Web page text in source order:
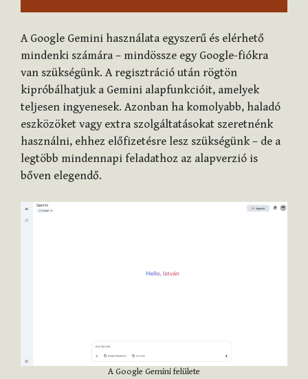
A Google Gemini használata egyszerű és elérhető
mindenki számára – mindössze egy Google-fiókra
van szükségünk. A regisztráció után rögtön
kipróbálhatjuk a Gemini alapfunkcióit, amelyek
teljesen ingyenesek. Azonban ha komolyabb, haladó
eszközöket vagy extra szolgáltatásokat szeretnénk
használni, ehhez előfizetésre lesz szükségünk – de a
legtöbb mindennapi feladathoz az alapverzió is
bőven elegendő.
A Google Gemini felülete